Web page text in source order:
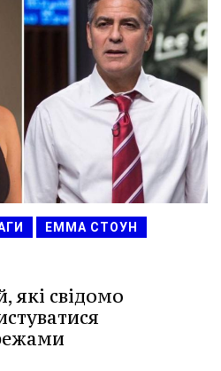
ЕММА СТОУН
які свідомо